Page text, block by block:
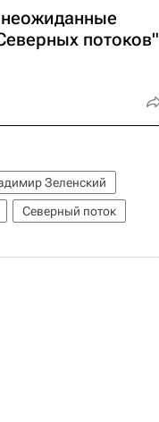
потоков"
Зеленский
Северный поток